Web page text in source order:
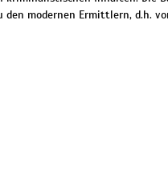
modernen Ermittlern, d.h.